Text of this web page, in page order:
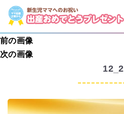
前の画像
次の画像
12_2